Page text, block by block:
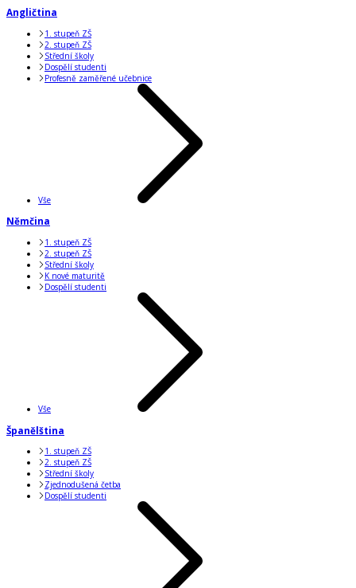
Angličtina
1. stupeň ZŠ
2. stupeň ZŠ
Střední školy
Dospělí studenti
Profesně zaměřené učebnice
Vše
Němčina
1. stupeň ZŠ
2. stupeň ZŠ
Střední školy
K nové maturitě
Dospělí studenti
Vše
Španělština
1. stupeň ZŠ
2. stupeň ZŠ
Střední školy
Zjednodušená četba
Dospělí studenti